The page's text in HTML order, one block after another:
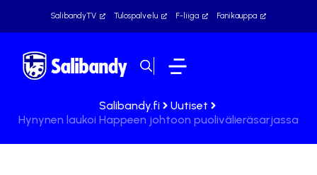
SalibandyTV Tulospalvelu F-liiga Fanikauppa
Salibandy.fi
Uutiset
Hynynen laukoi Happeen johtoon puolivälieräsarjassa